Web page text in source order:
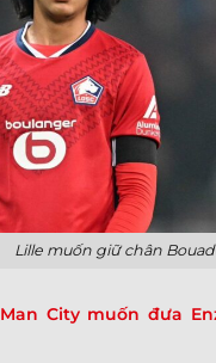
Lille muốn giữ chân
Man City muốn đưa